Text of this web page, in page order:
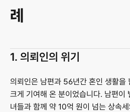
례
1. 의뢰인의 위기
의뢰인은 남편과 56년간 혼인 생활을
크게 기여해 온 분이었습니다. 남편이
녀들과 함께 약 10억 원이 넘는 상속